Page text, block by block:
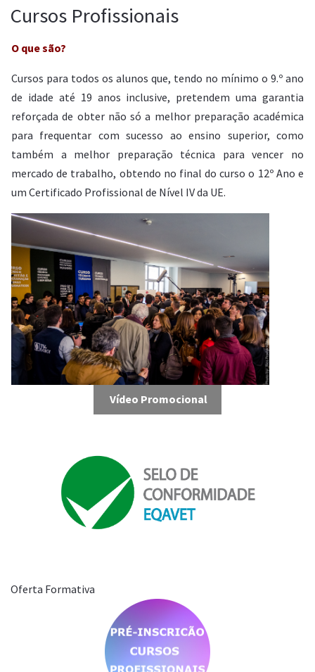
Cursos Profissionais
O que são?
Cursos para todos os alunos que, tendo no mínimo o 9.º ano
de idade até 19 anos inclusive, pretendem uma garantia
reforçada de obter não só a melhor preparação académica
para frequentar com sucesso ao ensino superior, como
também a melhor preparação técnica para vencer no
mercado de trabalho, obtendo no final do curso o 12º Ano e
um Certificado Profissional de Nível IV da UE.
Vídeo Promocional
Oferta Formativa